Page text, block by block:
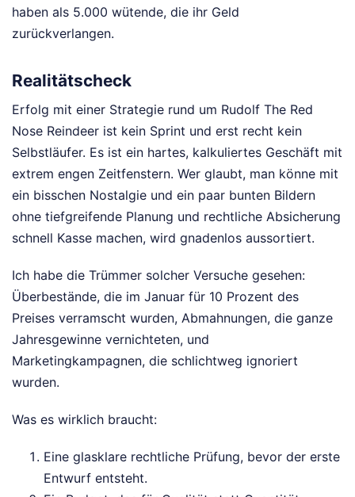
haben als 5.000 wütende, die ihr Geld
zurückverlangen.
Realitätscheck
Erfolg mit einer Strategie rund um Rudolf The Red
Nose Reindeer ist kein Sprint und erst recht kein
Selbstläufer. Es ist ein hartes, kalkuliertes Geschäft mit
extrem engen Zeitfenstern. Wer glaubt, man könne mit
ein bisschen Nostalgie und ein paar bunten Bildern
ohne tiefgreifende Planung und rechtliche Absicherung
schnell Kasse machen, wird gnadenlos aussortiert.
Ich habe die Trümmer solcher Versuche gesehen:
Überbestände, die im Januar für 10 Prozent des
Preises verramscht wurden, Abmahnungen, die ganze
Jahresgewinne vernichteten, und
Marketingkampagnen, die schlichtweg ignoriert
wurden.
Was es wirklich braucht:
Eine glasklare rechtliche Prüfung, bevor der erste
Entwurf entsteht.